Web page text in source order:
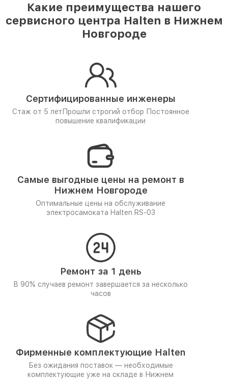
Какие преимущества нашего
сервисного центра Halten в Нижнем
Новгороде
Сертифицированные инженеры
Стаж от 5 лет Прошли строгий отбор Постоянное
повышение квалификации
Самые выгодные цены на ремонт в
Нижнем Новгороде
Оптимальные цены на обслуживание
электросамоката Halten RS-03
Ремонт за 1 день
В 90% случаев ремонт завершается за несколько
часов
Фирменные комплектующие Halten
Без ожидания поставок — необходимые
комплектующие уже на складе в Нижнем